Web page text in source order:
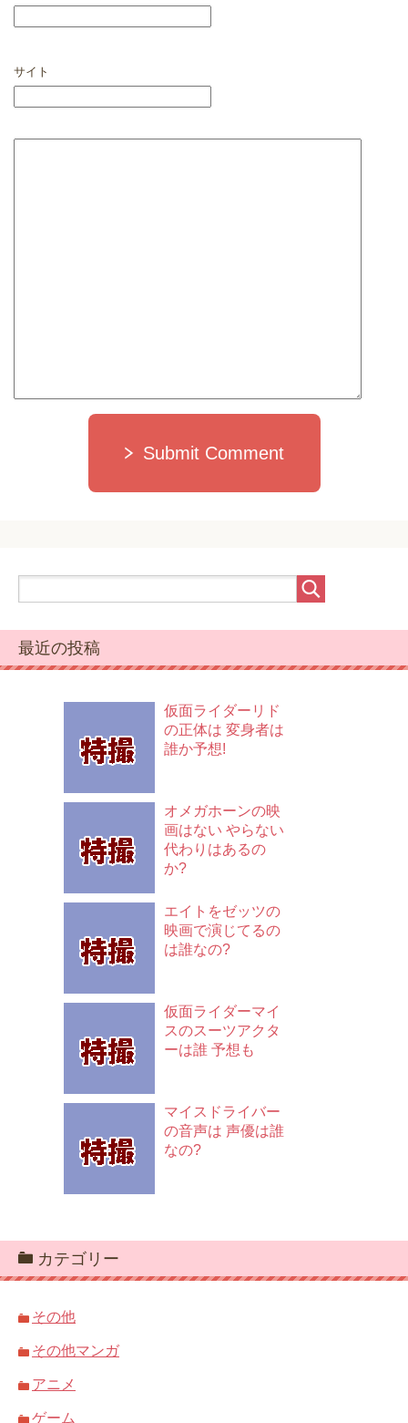
サイト
Submit Comment
最近の投稿
仮面ライダーリド
の正体は 変身者は
誰か予想!
オメガホーンの映
画はない やらない
代わりはあるの
か?
エイトをゼッツの
映画で演じてるの
は誰なの?
仮面ライダーマイ
スのスーツアクタ
ーは誰 予想も
マイスドライバー
の音声は 声優は誰
なの?
カテゴリー
その他
その他マンガ
アニメ
ゲーム